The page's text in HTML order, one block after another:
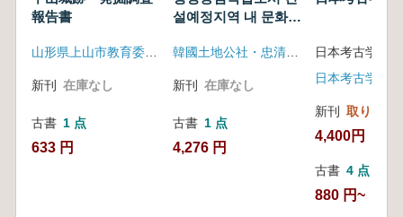
報告書
新刊 在庫なし
古書 1 点
633 円
都市建設予
文化遺産地
建築分野)
설예정지역 내 문화유
야(行政中心複合都市
化遺産地表調査 古
新刊 在庫なし
古書 1 点
4,276 円
日本考古学協
新刊 取り寄せ
4,400円
古書 4 点
880 円~